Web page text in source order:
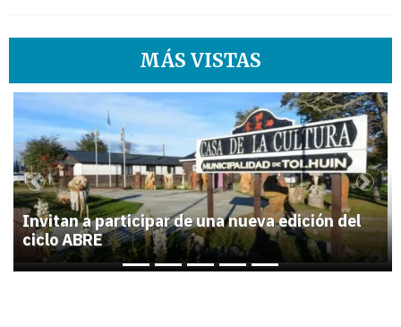
MÁS VISTAS
1
Invitan a participar de una nueva edición del
ciclo ABRE
Previous Next